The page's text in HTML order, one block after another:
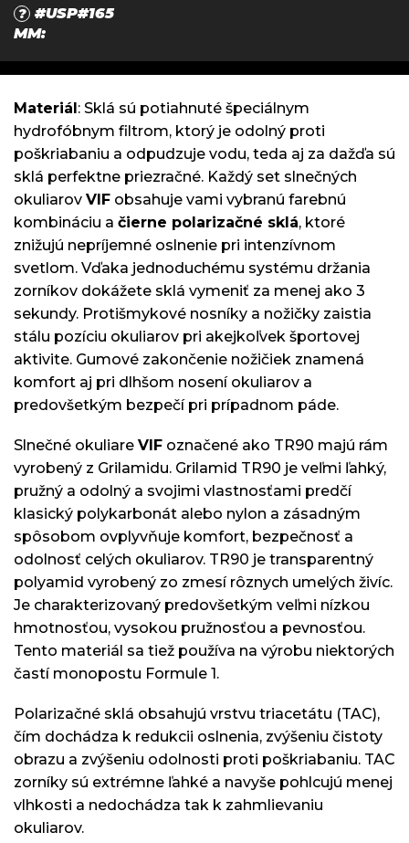
Materiál: Sklá sú potiahnuté špeciálnym
hydrofóbnym filtrom, ktorý je odolný proti
poškriabaniu a odpudzuje vodu, teda aj za dažďa sú
sklá perfektne priezračné. Každý set slnečných
okuliarov VIF obsahuje vami vybranú farebnú
kombináciu a čierne polarizačné sklá, ktoré
znižujú nepríjemné oslnenie pri intenzívnom
svetlom. Vďaka jednoduchému systému držania
zorníkov dokážete sklá vymeniť za menej ako 3
sekundy. Protišmykové nosníky a nožičky zaistia
stálu pozíciu okuliarov pri akejkoľvek športovej
aktivite. Gumové zakončenie nožičiek znamená
komfort aj pri dlhšom nosení okuliarov a
predovšetkým bezpečí pri prípadnom páde.
Slnečné okuliare VIF označené ako TR90 majú rám
vyrobený z Grilamidu. Grilamid TR90 je veľmi ľahký,
pružný a odolný a svojimi vlastnosťami predčí
klasický polykarbonát alebo nylon a zásadným
spôsobom ovplyvňuje komfort, bezpečnosť a
odolnosť celých okuliarov. TR90 je transparentný
polyamid vyrobený zo zmesí rôznych umelých živíc.
Je charakterizovaný predovšetkým veľmi nízkou
hmotnosťou, vysokou pružnosťou a pevnosťou.
Tento materiál sa tiež používa na výrobu niektorých
častí monopostu Formule 1.
Polarizačné sklá obsahujú vrstvu triacetátu (TAC),
čím dochádza k redukcii oslnenia, zvýšeniu čistoty
obrazu a zvýšeniu odolnosti proti poškriabaniu. TAC
zorníky sú extrémne ľahké a navyše pohlcujú menej
vlhkosti a nedochádza tak k zahmlievaniu
okuliarov.
? #USP#165
MM: